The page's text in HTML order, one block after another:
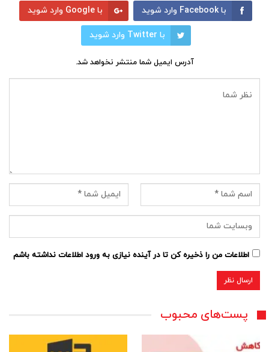
با Facebook وارد شوید با Google وارد شوید
با Twitter وارد شوید
آدرس ایمیل شما منتشر نخواهد شد.
اطلاعات من را ذخیره کن تا در آینده نیازی به ورود اطلاعات نداشته باشم
پست‌های محبوب